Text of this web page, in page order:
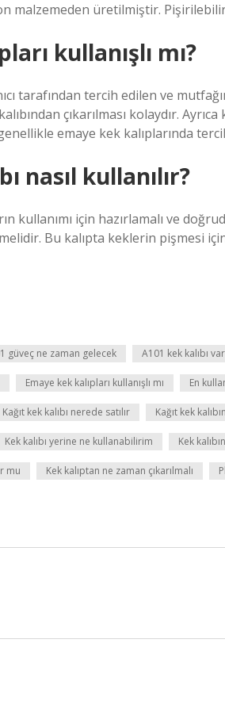
malzemeden üretilmiştir. Pişirilebilir
kullanışlı mı?
tarafından tercih edilen ve
çıkarılması kolaydır.
emaye kek kalıplarında
nasıl kullanılır?
kullanımı için hazırlamalı ve
Bu kalıpta keklerin pişmesi
güveç ne zaman gelecek A101 kek kalıbı
Emaye kek kalıpları kullanışlı mı En
Kağıt kek kalıbı nerede satılır Kağıt kek
Kek kalıbı yerine ne kullanabilirim Kek
mu Kek kalıptan ne zaman çıkarılmalı